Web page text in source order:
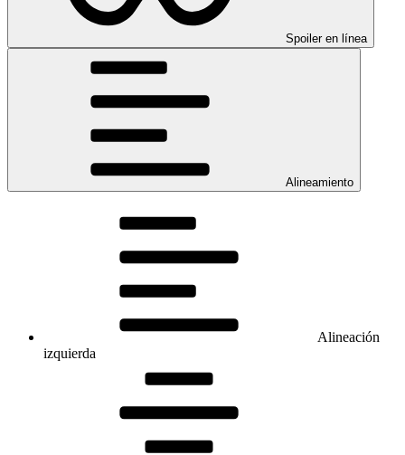
Spoiler en línea
Alineamiento
Alineación
izquierda